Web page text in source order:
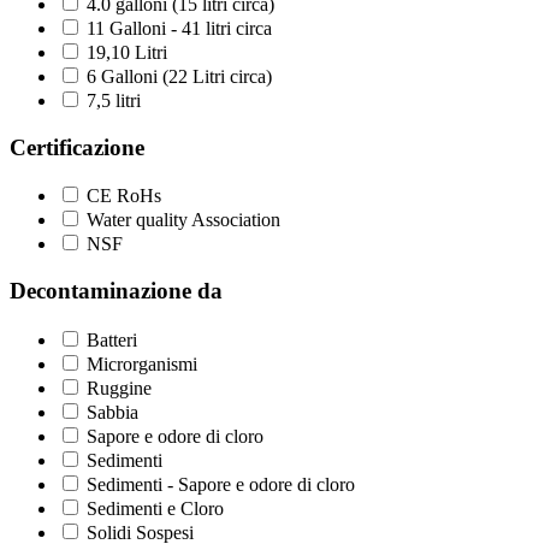
4.0 galloni (15 litri circa)
11 Galloni - 41 litri circa
19,10 Litri
6 Galloni (22 Litri circa)
7,5 litri
Certificazione
CE RoHs
Water quality Association
NSF
Decontaminazione da
Batteri
Microrganismi
Ruggine
Sabbia
Sapore e odore di cloro
Sedimenti
Sedimenti - Sapore e odore di cloro
Sedimenti e Cloro
Solidi Sospesi